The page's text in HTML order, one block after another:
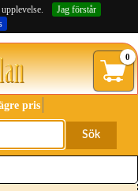
Jag förstår
0
pris
Sök